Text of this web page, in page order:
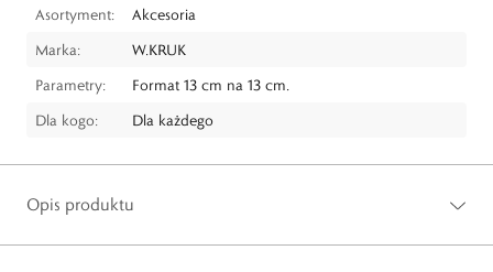
Asortyment:
Akcesoria
Marka:
W.KRUK
Parametry:
Format 13 cm na 13 cm.
Dla kogo:
Dla każdego
Opis produktu